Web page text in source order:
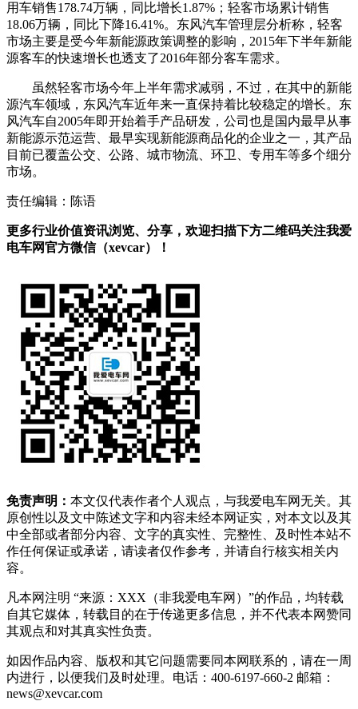
用车销售178.74万辆，同比增长1.87%；轻客市场累计销售
18.06万辆，同比下降16.41%。东风汽车管理层分析称，轻客
市场主要是受今年新能源政策调整的影响，2015年下半年新能
源客车的快速增长也透支了2016年部分客车需求。
虽然轻客市场今年上半年需求减弱，不过，在其中的新能
源汽车领域，东风汽车近年来一直保持着比较稳定的增长。东
风汽车自2005年即开始着手产品研发，公司也是国内最早从事
新能源示范运营、最早实现新能源商品化的企业之一，其产品
目前已覆盖公交、公路、城市物流、环卫、专用车等多个细分
市场。
责任编辑：陈语
更多行业价值资讯浏览、分享，欢迎扫描下方二维码关注我爱
电车网官方微信（xevcar）！
免责声明： 本文仅代表作者个人观点，与我爱电车网无关。其
原创性以及文中陈述文字和内容未经本网证实，对本文以及其
中全部或者部分内容、文字的真实性、完整性、及时性本站不
作任何保证或承诺，请读者仅作参考，并请自行核实相关内
容。
凡本网注明 “来源：XXX（非我爱电车网）”的作品，均转载
自其它媒体，转载目的在于传递更多信息，并不代表本网赞同
其观点和对其真实性负责。
如因作品内容、版权和其它问题需要同本网联系的，请在一周
内进行，以便我们及时处理。电话：400-6197-660-2 邮箱：
news@xevcar.com